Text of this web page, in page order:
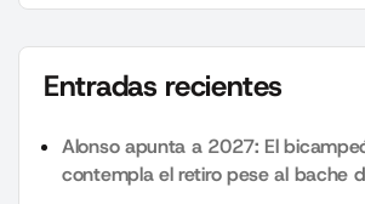
Entradas recientes
Alonso apunta a 2027: El
contempla el retiro pese al bache